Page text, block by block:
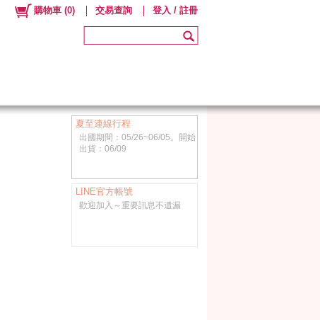
購物車 (0) 交易查詢 登入 / 註冊
夏至連線行程
出國期間：05/26~06/05。開始
出貨：06/09
LINE官方帳號
歡迎加入～重要訊息不遺漏